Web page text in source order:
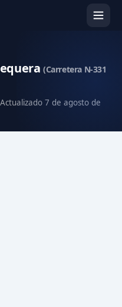
(Carretera N-331
7 de agosto de